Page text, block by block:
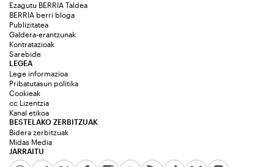
Ezagutu BERRIA Taldea
BERRIA berri bloga
Publizitatea
Galdera-erantzunak
Kontratazioak
Sarebide
JARRAITU
LEGEA
Lege informazioa
Pribatutasun politika
Cookieak
cc Lizentzia
Kanal etikoa
BESTELAKO ZERBITZUAK
Bidera zerbitzuak
Midas Media